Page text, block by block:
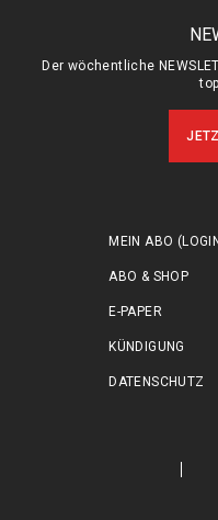
Der wöchentliche
MEIN ABO
ABO & SHOP
E-PAPER
KÜNDIGUNG
DATENSCHUTZ